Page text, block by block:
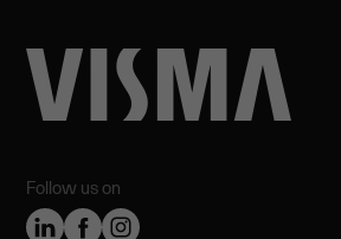
Follow us on